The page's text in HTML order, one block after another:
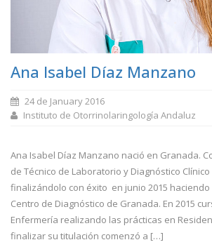
Ana Isabel Díaz Manzano
24 de January 2016
Instituto de Otorrinolaringología Andaluz
Ana Isabel Díaz Manzano nació en Granada.
de Técnico de Laboratorio y Diagnóstico Clínico
finalizándolo con éxito en junio 2015 haciendo
Centro de Diagnóstico de Granada. En 2015
Enfermería realizando las prácticas en
finalizar su titulación comenzó a […]